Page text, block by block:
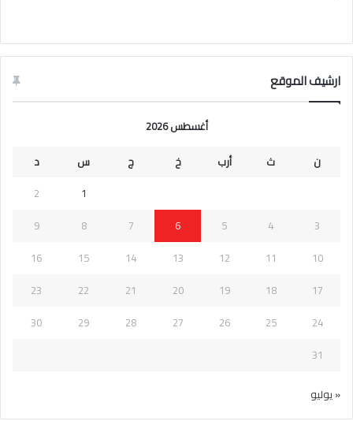
ارشيف الموقع
أغسطس 2026
ن
ث أرب خ ج س
د
1
2
3
4
5
6
7
8
9
10
11
12
13
14
15
16
17
18
19
20
21
22
23
24
25
26
27
28
29
30
31
« يوليو